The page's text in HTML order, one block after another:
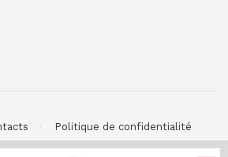
Politique de confidentialité